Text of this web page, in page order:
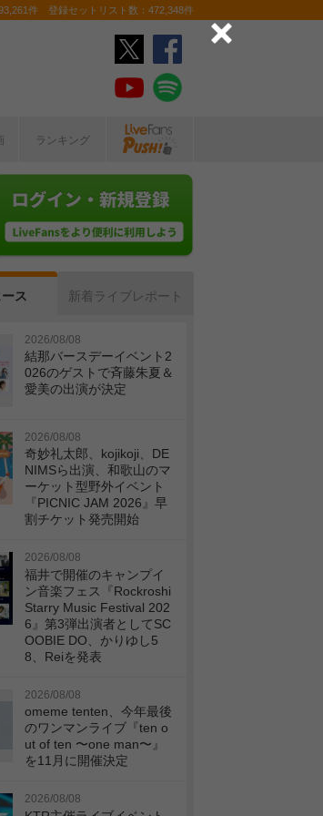
件 登録セットリスト数：472,348件
ランキング
ス 新着ライブレポート
2026/08/08
結那バースデーイベント2
026のゲストで斉藤朱夏＆
愛美の出演が決定
2026/08/08
奇妙礼太郎、kojikoji、DE
NIMSら出演、和歌山のマ
ーケット型野外イベント
『PICNIC JAM 2026』早
割チケット発売開始
2026/08/08
福井で開催のキャンプイ
ン音楽フェス『Rockroshi
Starry Music Festival 202
6』第3弾出演者としてSC
OOBIE DO、かりゆし5
8、Reiを発表
2026/08/08
omeme tenten、今年最後
のワンマンライブ『ten o
ut of ten 〜one man〜』
を11月に開催決定
2026/08/08